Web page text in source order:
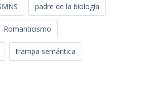
padre de la biología
Romanticismo
trampa semántica